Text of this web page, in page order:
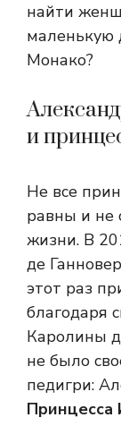
найти
маленькую
Монако?
и
Не все
равны и не
жизни. В
де
этот раз
благодаря
Каролины
не было
педигри:
Принцесса